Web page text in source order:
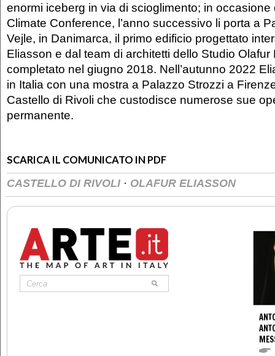
enormi iceberg in via di scioglimento; in occasione
Climate Conference, l’anno successivo li porta a
Vejle, in Danimarca, il primo edificio progettato
Eliasson e dal team di architetti dello Studio Olafur
completato nel giugno 2018. Nell’autunno 2022
in Italia con una mostra a Palazzo Strozzi a
Castello di Rivoli che custodisce numerose sue
permanente.
SCARICA IL COMUNICATO IN PDF
CASTELLO DI RIVOLI · OLAFUR ELIASSON